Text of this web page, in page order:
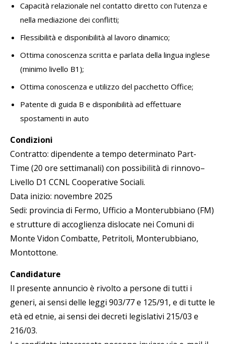
Capacità relazionale nel contatto diretto con l’utenza e
nella mediazione dei conflitti;
Flessibilità e disponibilità al lavoro dinamico;
Ottima conoscenza scritta e parlata della lingua inglese
(minimo livello B1);
Ottima conoscenza e utilizzo del pacchetto Office;
Patente di guida B e disponibilità ad effettuare
spostamenti in auto
Condizioni
Contratto: dipendente a tempo determinato Part-
Time (20 ore settimanali) con possibilità di rinnovo–
Livello D1 CCNL Cooperative Sociali.
Data inizio: novembre 2025
Sedi: provincia di Fermo, Ufficio a Monterubbiano (FM)
e strutture di accoglienza dislocate nei Comuni di
Monte Vidon Combatte, Petritoli, Monterubbiano,
Montottone.
Candidature
Il presente annuncio è rivolto a persone di tutti i
generi, ai sensi delle leggi 903/77 e 125/91, e di tutte le
età ed etnie, ai sensi dei decreti legislativi 215/03 e
216/03.